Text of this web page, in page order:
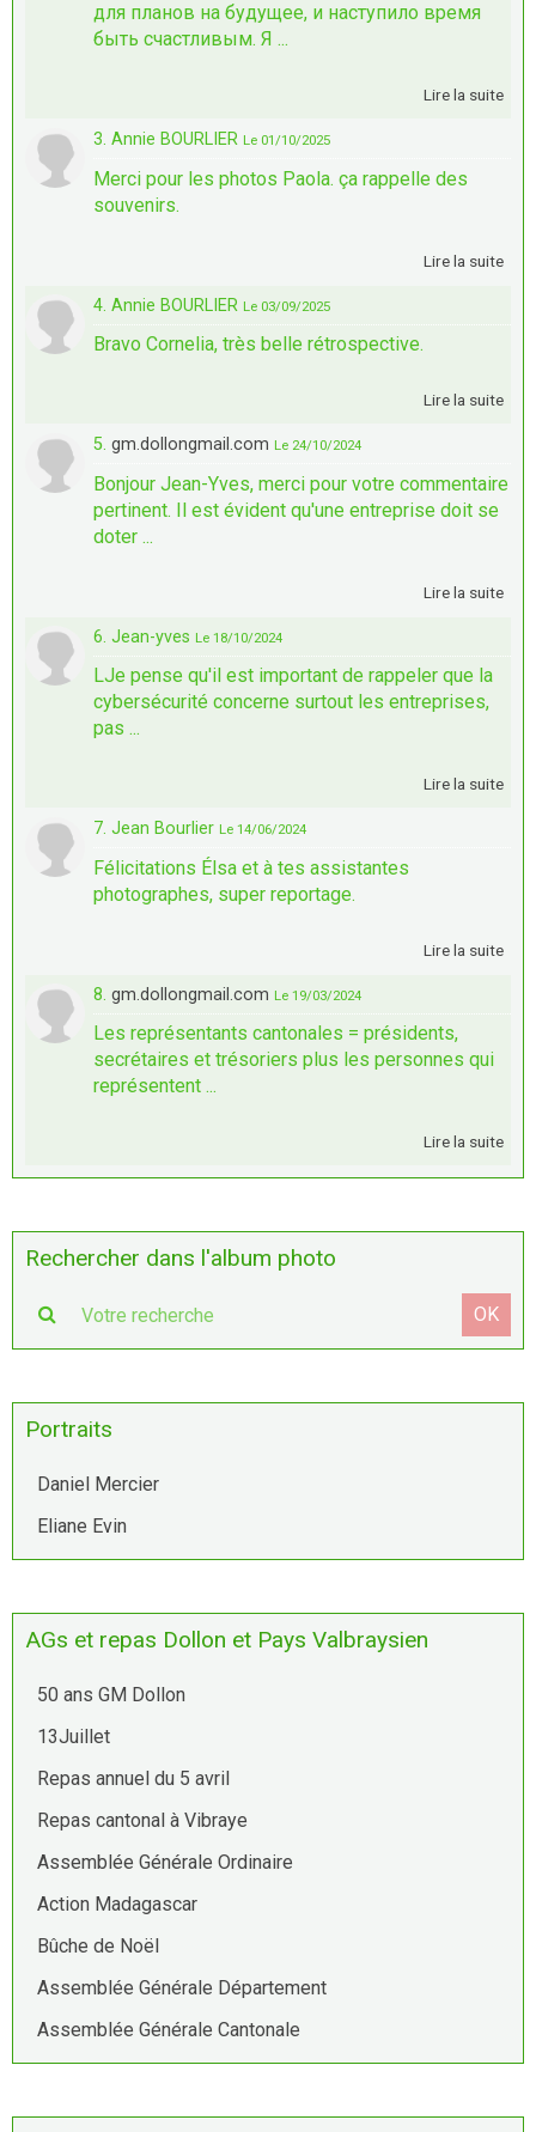
для планов на будущее, и наступило время
быть счастливым. Я ...
Lire la suite
3. Annie BOURLIER Le 01/10/2025
Merci pour les photos Paola. ça rappelle des
souvenirs.
Lire la suite
4. Annie BOURLIER Le 03/09/2025
Bravo Cornelia, très belle rétrospective.
Lire la suite
5. gm.dollongmail.com Le 24/10/2024
Bonjour Jean-Yves, merci pour votre commentaire
pertinent. Il est évident qu'une entreprise doit se
doter ...
Lire la suite
6. Jean-yves Le 18/10/2024
LJe pense qu'il est important de rappeler que la
cybersécurité concerne surtout les entreprises,
pas ...
Lire la suite
7. Jean Bourlier Le 14/06/2024
Félicitations Élsa et à tes assistantes
photographes, super reportage.
Lire la suite
8. gm.dollongmail.com Le 19/03/2024
Les représentants cantonales = présidents,
secrétaires et trésoriers plus les personnes qui
représentent ...
Lire la suite
Rechercher dans l'album photo
OK
Portraits
Daniel Mercier
Eliane Evin
AGs et repas Dollon et Pays Valbraysien
50 ans GM Dollon
13Juillet
Repas annuel du 5 avril
Repas cantonal à Vibraye
Assemblée Générale Ordinaire
Action Madagascar
Bûche de Noël
Assemblée Générale Département
Assemblée Générale Cantonale